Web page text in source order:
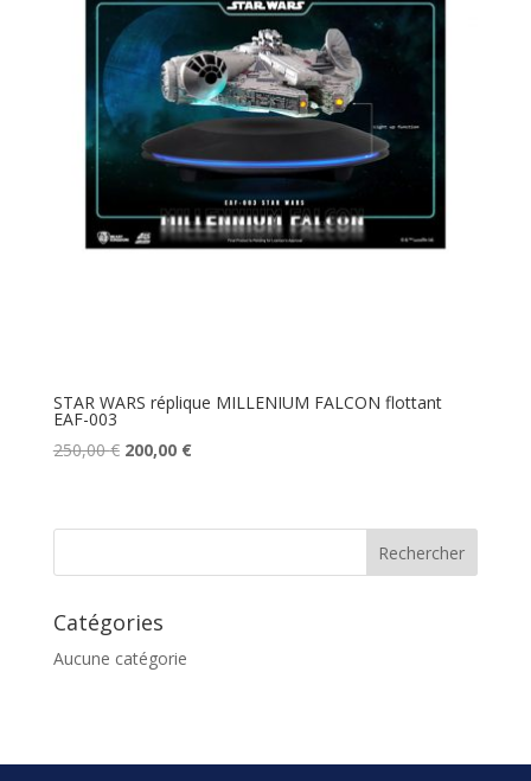
STAR WARS réplique MILLENIUM FALCON flottant
EAF-003
250,00€ Le
était :
200,00 €Le
est :
Catégories
Aucune catégorie